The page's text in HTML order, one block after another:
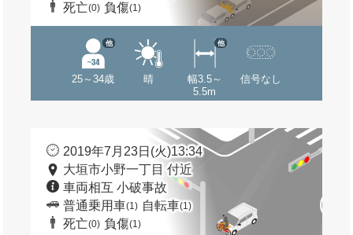
死亡(0) 負傷(1)
25～34歳
他
晴
幅3.5～
5.5m
他
信号なし
2019年7月23日(火)13:34
大垣市小野一丁目 付近
車両相互 小破事故
普通乗用車(1) 自転車(1)
死亡(0) 負傷(1)